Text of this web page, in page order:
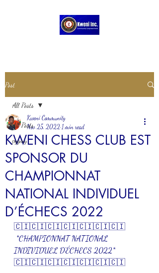
Post
All Posts
pygmy
All Posts
KWENI CHESS CLUB EST
SPONSOR DU
CHAMPIONNAT
NATIONAL INDIVIDUEL
D’ÉCHECS 2022
Kweni Community
Nov 25, 2022 1 min read
🇨🇮🇨🇮🇨🇮🇨🇮🇨🇮🇨🇮🇨🇮
INDIVIDUEL D'ÉCHECS 2022*
🇨🇮🇨🇮🇨🇮🇨🇮🇨🇮🇨🇮🇨🇮